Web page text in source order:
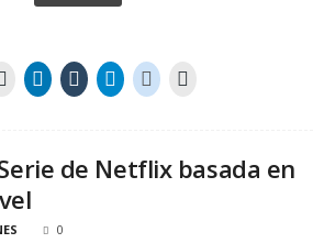
Serie de Netflix basada en
0